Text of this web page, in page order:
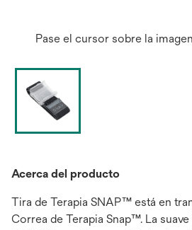
Pase el cursor sobre la
Acerca del producto
Tira de Terapia SNAP™ está en
Correa de Terapia Snap™. La